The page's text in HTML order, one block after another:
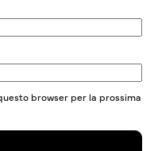
browser per la prossima